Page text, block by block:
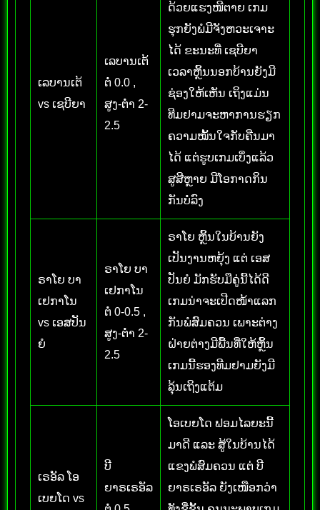
ເລບານເຕ້
vs ເຊບີຍາ
ເລບານເຕ້
ຕໍ່ 0.0 ,
ສູງ-ຕໍ່າ 2-
2.5
ດ້ວຍແຮງໜີຕາຍ ເກມ
ຮຸກຍັງພໍມີຈັງຫວະເຈາະ
ໄດ້ ຂະນະທີ່ ເຊບີຍາ
ເວລາຫຼິ້ນນອກບ້ານຍັງມີ
ຊ່ອງໃຫ້ເຫັນ ເຖິງແມ່ນ
ທີມຢາມຈະຫາການຮຽກ
ຄວາມໝັ້ນໃຈກັບຄືນມາ
ໄດ້ ແຕ່ຮູບເກມເບິ່ງແລ້ວ
ສູສີຫຼາຍ ມີໂອກາດກິນ
ກັນບໍ່ລົງ
ຣາໂຍ ບາ
ເຢກາໂນ
vs ເອສປັນ
ຍໍ
ຣາໂຍ ບາ
ເຢກາໂນ
ຕໍ່ 0-0.5 ,
ສູງ-ຕໍ່າ 2-
2.5
ຣາໂຍ ຫຼິ້ນໃນບ້ານຍັງ
ເປັນງານຫຍຸ້ງ ແຕ່ ເອສ
ປັນຍໍ ມັກຮັບມືຄູ່ນີ້ໄດ້ດີ
ເກມນ່າຈະເປີດໜ້າແລກ
ກັນພໍສົມຄວນ ເພາະຕ່າງ
ຝ່າຍຕ່າງມີພື້ນທີ່ໃຫ້ຫຼິ້ນ
ເກມນີ້ຮອງທີມຢາມຍັງມີ
ລຸ້ນເຖິງແຕ້ມ
ເຣອັລ ໂອ
ເບຍໂດ vs
ບີ
ຍາຣເຣອັລ
ໂອເບຍໂດ ຟອມໄລຍະນີ້
ມາດີ ແລະ ສູ້ໃນບ້ານໄດ້
ແຂງພໍສົມຄວນ ແຕ່ ບີ
ຍາຣເຣອັລ ຍັງເໜືອກວ່າ